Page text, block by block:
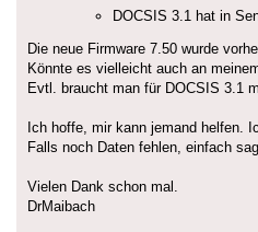
DOCSIS 3.1 hat in
Die neue Firmware 7.50 wurde
Könnte es vielleicht auch an
Evtl. braucht man für DOCSIS 3.1
Ich hoffe, mir kann jemand helfen.
Falls noch Daten fehlen, einfach
Vielen Dank schon mal.
DrMaibach